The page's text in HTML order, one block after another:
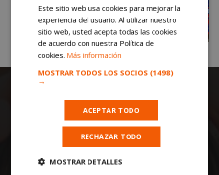
Todas las noticias de Móstoles en
mostoleshoy.com. Mantente informado de
toda la actualidad, noticias, eventos, ocio y
Este sitio web usa cookies para mejorar la
experiencia del usuario. Al utilizar nuestro
sitio web, usted acepta todas las cookies
de acuerdo con nuestra Política de
cookies. Más información
MOSTRAR TODOS LOS SOCIOS (1498)
→
ACEPTAR TODO
RECHAZAR TODO
MOSTRAR DETALLES